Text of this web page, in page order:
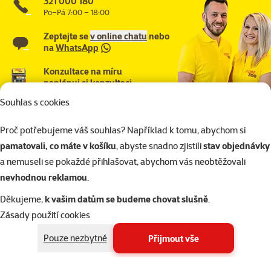
Souhlas s cookies
Proč potřebujeme váš souhlas? Například k tomu, abychom si
pamatovali, co máte v košíku, abyste snadno zjistilistav objednávky
a nemuseli se pokaždé přihlašovat, abychom vás neobtěžovali
nevhodnou reklamou.
Děkujeme,k vašim datům se budeme chovat slušně.
Zásady použití cookies
Pouze nezbytné
Přijmout vše
Po–Pá 7:00 – 18:00
Zeptejte sev online chatunebo
naWhatsApp
Konzultace na míru
naplánuj si konzultaci